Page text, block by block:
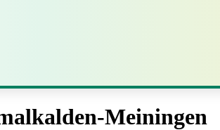
Meiningen